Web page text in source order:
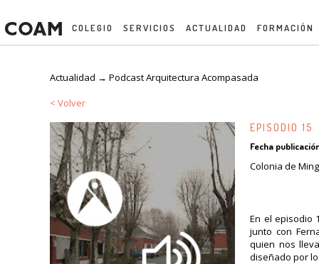
COLEGIO SERVICIOS ACTUALIDAD FORMACIÓN
Actualidad → Podcast Arquitectura Acompasada
< Volver
EPISODIO 15
Fecha
Colonia de
En el episodio
junto con
quien nos
diseñado por